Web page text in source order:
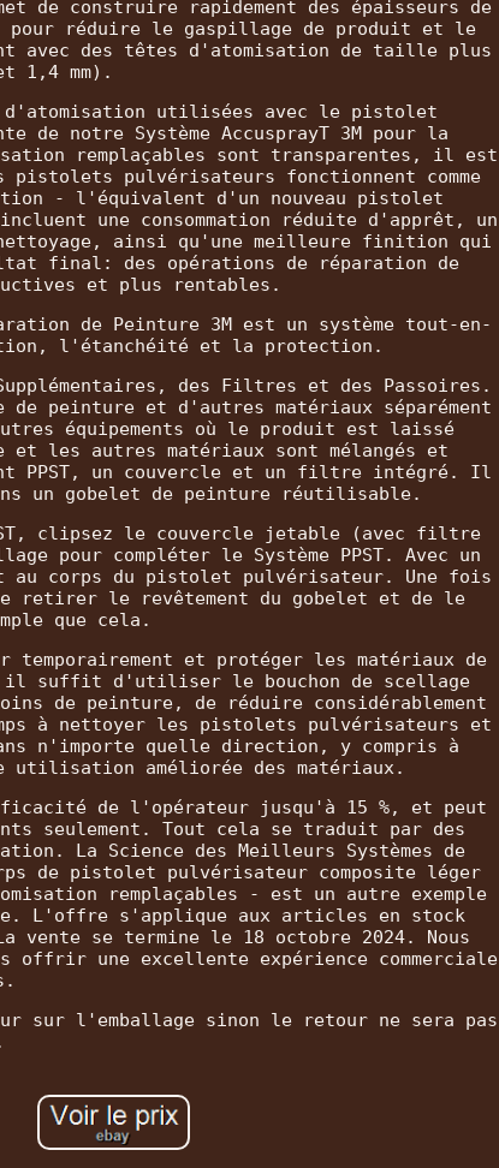
de construire rapidement des épaisseurs de
réduire le gaspillage de produit et le
avec des têtes d'atomisation de taille plus
1,4 mm).
d'atomisation utilisées avec le pistolet
de notre Système AccusprayT 3M pour la
remplaçables sont transparentes, il est
pulvérisateurs fonctionnent comme
- l'équivalent d'un nouveau pistolet
une consommation réduite d'apprêt, un
ainsi qu'une meilleure finition qui
final: des opérations de réparation de
et plus rentables.
de Peinture 3M est un système tout-en-
l'étanchéité et la protection.
des Filtres et des Passoires.
de peinture et d'autres matériaux séparément
équipements où le produit est laissé
les autres matériaux sont mélangés et
PPST, un couvercle et un filtre intégré. Il
un gobelet de peinture réutilisable.
clipsez le couvercle jetable (avec filtre
pour compléter le Système PPST. Avec un
au corps du pistolet pulvérisateur. Une fois
retirer le revêtement du gobelet et de le
que cela.
et protéger les matériaux de
il suffit d'utiliser le bouchon de scellage
de peinture, de réduire considérablement
à nettoyer les pistolets pulvérisateurs et
n'importe quelle direction, y compris à
utilisation améliorée des matériaux.
de l'opérateur jusqu'à 15 %, et peut
seulement. Tout cela se traduit par des
La Science des Meilleurs Systèmes de
de pistolet pulvérisateur composite léger
remplaçables - est un autre exemple
L'offre s'applique aux articles en stock
vente se termine le 18 octobre 2024. Nous
une excellente expérience commerciale
sur l'emballage sinon le retour ne sera pas